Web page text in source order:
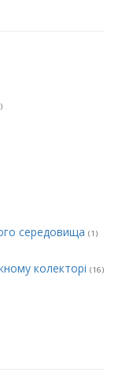
середовища (1)
колекторі (16)